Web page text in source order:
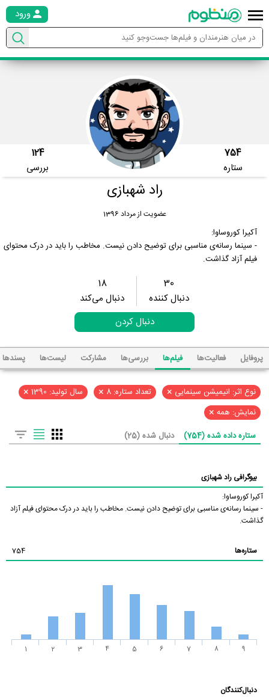
ورود
754
ستاره
124
بررسی
راد شهبازی
عضویت از مرداد 1396
آکیرا کوروساوا:
- سینما رسانه‌ی مناسبی برای توضیح دادن نیست. مخاطب را باید در درک محتوای
فیلم آزاد گذاشت.
30
دنبال کننده
18
دنبال می‌کند
دنبال کردن
پروفایل فعالیت‌ها فیلم‌ها بررسی‌ها مشارکت لیست‌ها پسند‌ها
نوع اثر: انیمیشن سینمایی × تعداد ستاره: 8 × سال تولید: 1390 ×
نمایش: همه ×
ستاره داده شده (754) دنبال شده (25)
بیوگرافی راد شهبازی
آکیرا کوروساوا:
- سینما رسانه‌ی مناسبی برای توضیح دادن نیست. مخاطب را باید در درک محتوای فیلم آزاد
گذاشت.
ستاره‌ها 754
1 2 3 4 5 6 7 8 9
دنبال‌کنندگان